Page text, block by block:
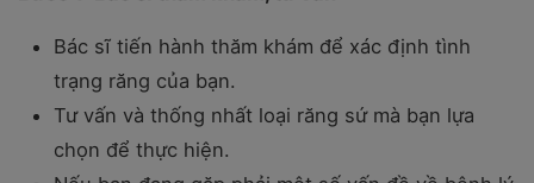
Bác sĩ tiến hành thăm khám để xác định tình
trạng răng của bạn.
Tư vấn và thống nhất loại răng sứ mà bạn lựa
chọn để thực hiện.